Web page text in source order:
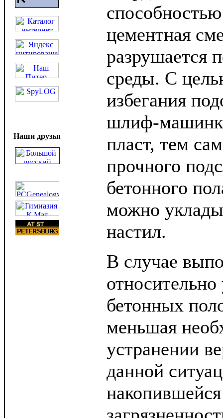
Наши друзья
цементная
разрушается
среды. С
избегания
шлиф-
пласт, тем
прочного
бетонного
можно
настил.
В случае
бетонных
меньшая
устранении
данной